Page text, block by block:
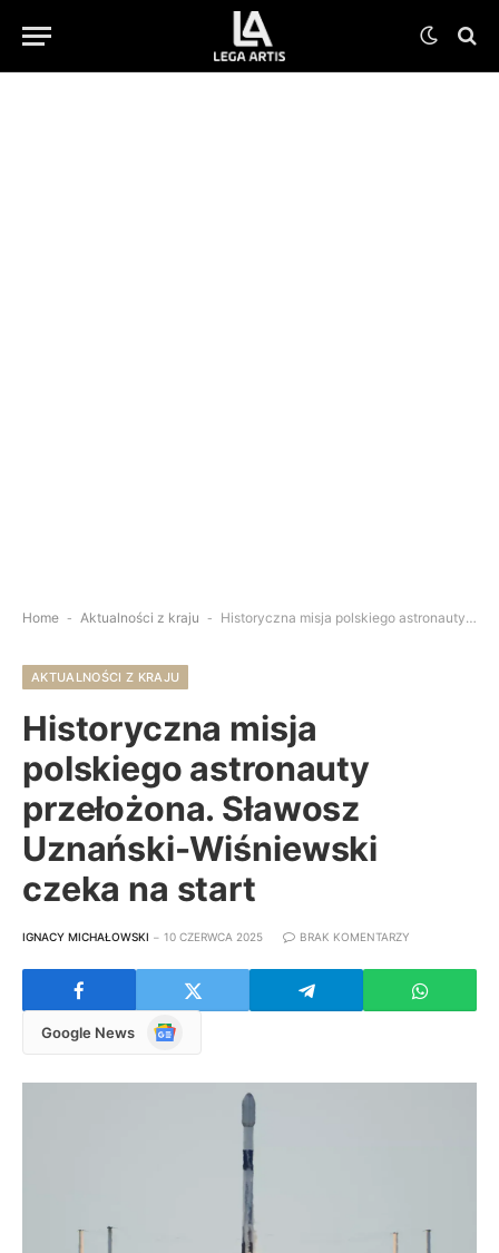
Home - Aktualności z kraju - Historyczna misja polskiego astronauty przełożona. Sławosz Uznański-Wiśniewski czeka na start
AKTUALNOŚCI Z KRAJU
Historyczna misja
polskiego astronauty
przełożona. Sławosz
Uznański-Wiśniewski
czeka na start
IGNACY MICHAŁOWSKI 10 CZERWCA 2025 BRAK KOMENTARZY
Google News
Google